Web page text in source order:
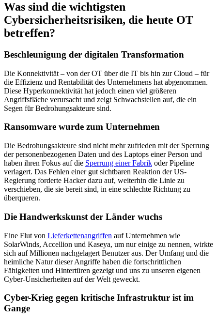
Was sind die wichtigsten
Cybersicherheitsrisiken, die heute OT
betreffen?
Beschleunigung der digitalen Transformation
Die Konnektivität – von der OT über die IT bis hin zur Cloud – für
die Effizienz und Rentabilität des Unternehmens hat abgenommen.
Diese Hyperkonnektivität hat jedoch einen viel größeren
Angriffsfläche verursacht und zeigt Schwachstellen auf, die ein
Segen für Bedrohungsakteure sind.
Ransomware wurde zum Unternehmen
Die Bedrohungsakteure sind nicht mehr zufrieden mit der Sperrung
der personenbezogenen Daten und des Laptops einer Person und
haben ihren Fokus auf die Sperrung einer Fabrik oder Pipeline
verlagert. Das Fehlen einer gut sichtbaren Reaktion der US-
Regierung forderte Hacker dazu auf, weiterhin die Linie zu
verschieben, die sie bereit sind, in eine schlechte Richtung zu
überqueren.
Die Handwerkskunst der Länder wuchs
Eine Flut von Lieferkettenangriffen auf Unternehmen wie
SolarWinds, Accellion und Kaseya, um nur einige zu nennen, wirkte
sich auf Millionen nachgelagert Benutzer aus. Der Umfang und die
heimliche Natur dieser Angriffe haben die fortschrittlichen
Fähigkeiten und Hintertüren gezeigt und uns zu unseren eigenen
Cyber-Unsicherheiten auf der Welt geweckt.
Cyber-Krieg gegen kritische Infrastruktur ist im
Gange